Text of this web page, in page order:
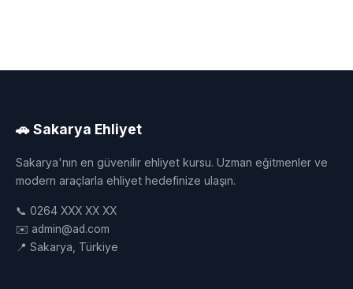
🚗 Sakarya Ehliyet
Sakarya'nın en güvenilir ehliyet kursu. Uzman eğitmenler ve
modern araçlarla ehliyet hedefinize ulaşın.
📞 0264 XXX XX XX
✉️ admin@ad.com
📍 Sakarya, Türkiye